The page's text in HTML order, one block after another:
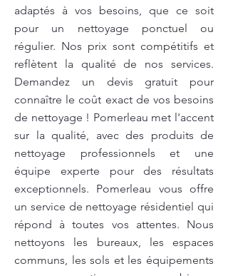
adaptés à vos besoins, que ce soit
pour un nettoyage ponctuel ou
régulier. Nos prix sont compétitifs et
reflètent la qualité de nos services.
Demandez un devis gratuit pour
connaître le coût exact de vos besoins
de nettoyage ! Pomerleau met l'accent
sur la qualité, avec des produits de
nettoyage professionnels et une
équipe experte pour des résultats
exceptionnels. Pomerleau vous offre
un service de nettoyage résidentiel qui
répond à toutes vos attentes. Nous
nettoyons les bureaux, les espaces
communs, les sols et les équipements